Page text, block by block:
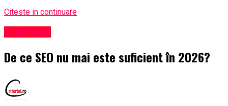
Citeste in continuare
Eveniment
De ce SEO nu mai este suficient în 2026?